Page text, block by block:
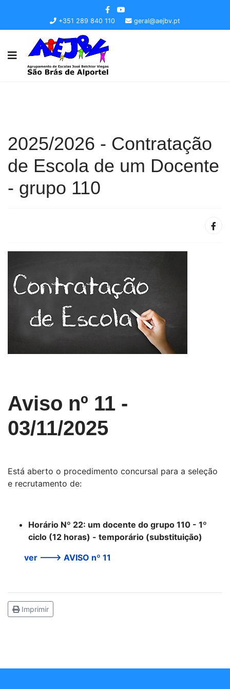
+351 289 840 110 geral@aejbv.pt
2025/2026 - Contratação
de Escola de um Docente
- grupo 110
Aviso nº 11 -
03/11/2025
Está aberto o procedimento concursal para a seleção
e recrutamento de:
Horário Nº 22: um docente do grupo 110 - 1º
ciclo (12 horas) - temporário (substituição)
ver ---> AVISO nº 11
Imprimir